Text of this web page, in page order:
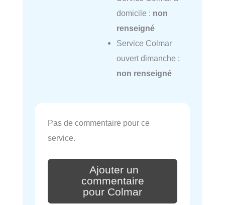
domicile : non
renseigné
Service Colmar
ouvert dimanche :
non renseigné
Pas de commentaire pour ce
service.
Ajouter un
commentaire
pour Colmar